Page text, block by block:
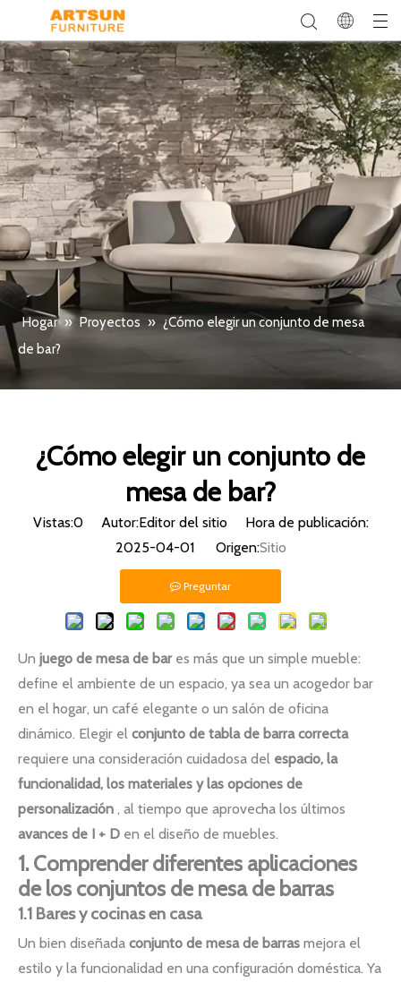
Hogar » Proyectos » ¿Cómo elegir un conjunto de mesa
de bar?
¿Cómo elegir un conjunto de
mesa de bar?
Vistas:0Autor:Editor del sitio Hora de publicación:
2025-04-01 Origen:Sitio
Preguntar
Un juego de mesa de bar es más que un simple mueble:
define el ambiente de un espacio, ya sea un acogedor bar
en el hogar, un café elegante o un salón de oficina
dinámico. Elegir el conjunto de tabla de barra correcta
requiere una consideración cuidadosa del espacio, la
funcionalidad, los materiales y las opciones de
personalización , al tiempo que aprovecha los últimos
avances de I + D en el diseño de muebles.
1. Comprender diferentes aplicaciones
de los conjuntos de mesa de barras
1.1 Bares y cocinas en casa
Un bien diseñada conjunto de mesa de barras mejora el
estilo y la funcionalidad en una configuración doméstica. Ya